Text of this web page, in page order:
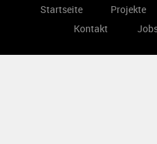
Startseite Projekte
Kontakt